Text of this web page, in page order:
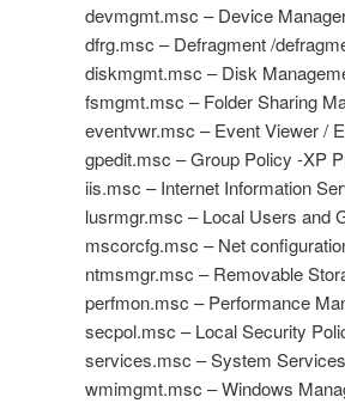
devmgmt.msc – Device
dfrg.msc – Defragment /
diskmgmt.msc – Disk
fsmgmt.msc – Folder Sharing
eventvwr.msc – Event Viewer /
gpedit.msc – Group Policy -XP
iis.msc – Internet Information
lusrmgr.msc – Local Users and
mscorcfg.msc – Net
ntmsmgr.msc – Removable
perfmon.msc – Performance
secpol.msc – Local Security
services.msc – System
wmimgmt.msc – Windows